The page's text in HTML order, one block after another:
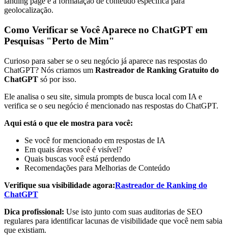
geolocalização.
Como Verificar se Você Aparece no ChatGPT em
Pesquisas "Perto de Mim"
Curioso para saber se o seu negócio já aparece nas respostas do
ChatGPT? Nós criamos um Rastreador de Ranking Gratuito do
ChatGPT só por isso.
Ele analisa o seu site, simula prompts de busca local com IA e
verifica se o seu negócio é mencionado nas respostas do ChatGPT.
Aqui está o que ele mostra para você:
Se você for mencionado em respostas de IA
Em quais áreas você é visível?
Quais buscas você está perdendo
Recomendações para Melhorias de Conteúdo
Verifique sua visibilidade agora:Rastreador de Ranking do
ChatGPT
Dica profissional: Use isto junto com suas auditorias de SEO
regulares para identificar lacunas de visibilidade que você nem sabia
que existiam.